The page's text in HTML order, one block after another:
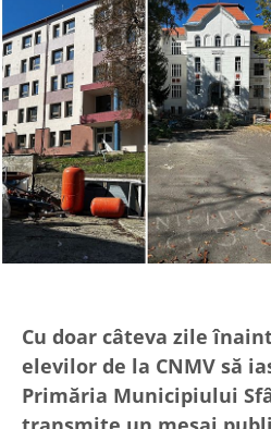
Cu doar câteva zile
elevilor de la CNMV să
Primăria Municipiului